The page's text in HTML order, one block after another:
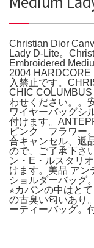
Christian Dior
Lady D-Lite。
Embroidered
2004 HARDCORE
入禁止です。
CHIC
わせください。。
ワイヤーバッグシ
付けます。
ピンク フラワー
合キャンセル、返
ので、ご了承下さ
ン・E・ルスタリ
けます。美品 ア
ショルダーバッグ
⭐︎カバンの中はと
の古臭い匂いあり
ーティーバッグ。